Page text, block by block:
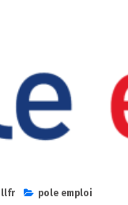
pole emploi